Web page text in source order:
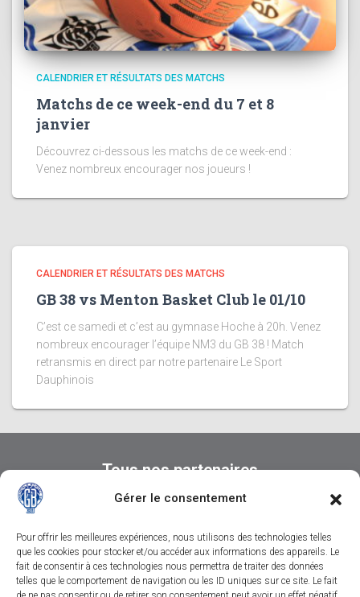
Gérer le consentement
Pour offrir les meilleures expériences, nous utilisons des technologies telles
que les cookies pour stocker et/ou accéder aux informations des appareils. Le
fait de consentir à ces technologies nous permettra de traiter des données
telles que le comportement de navigation ou les ID uniques sur ce site. Le fait
CALENDRIER ET RÉSULTATS DES MATCHS
Matchs de ce week-end du 7 et 8
janvier
Découvrez ci-dessous les matchs de ce week-end :
Venez nombreux encourager nos joueurs !
CALENDRIER ET RÉSULTATS DES MATCHS
GB 38 vs Menton Basket Club le 01/10
C’est ce samedi et c’est au gymnase Hoche à 20h. Venez
nombreux encourager l’équipe NM3 du GB 38 ! Match
retransmis en direct par notre partenaire Le Sport
Dauphinois
Tous nos partenaires